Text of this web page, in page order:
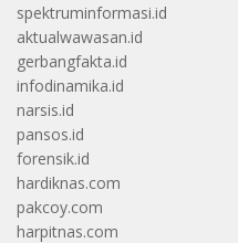
spektruminformasi.id
aktualwawasan.id
gerbangfakta.id
infodinamika.id
narsis.id
pansos.id
forensik.id
hardiknas.com
pakcoy.com
harpitnas.com